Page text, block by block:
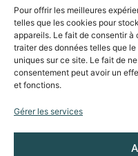
Pour offrir les meilleures
telles que les cookies pour
appareils. Le fait de consentir
traiter des données telles que
uniques sur ce site. Le fait de
consentement peut avoir un
et fonctions.
Gérer les services